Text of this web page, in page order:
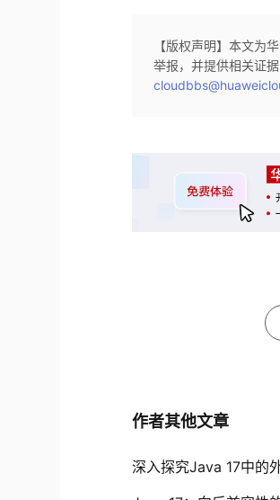
【版权声明】本文为
举报，并提供相关证
作者其他文章
深入探究Java 17中的